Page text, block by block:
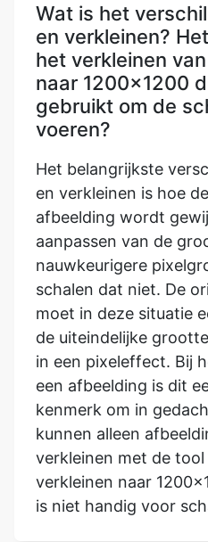
Wat is het
en verkleinen?
het verkleinen
naar 1200x1200
gebruikt om de
voeren?
Het belangrijkste
en verkleinen is hoe
afbeelding wordt
aanpassen van de
nauwkeurigere
schalen dat niet. De
moet in deze situatie
de uiteindelijke
in een pixeleffect. Bij
een afbeelding is dit
kenmerk om in
kunnen alleen
verkleinen met de
verkleinen naar
is niet handig voor